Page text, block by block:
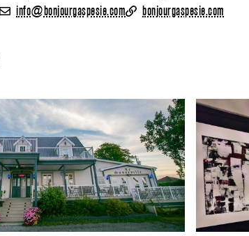
info@bonjourgaspesie.com bonjourgaspesie.com